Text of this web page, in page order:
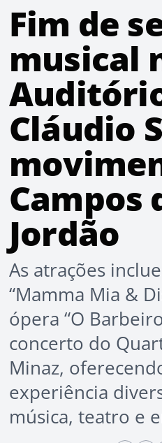
Fim de
musical
Cláudio
Campos
Jordão
As atrações
“Mamma Mia &
ópera “O
concerto do
Minaz,
experiência
música, teatro e